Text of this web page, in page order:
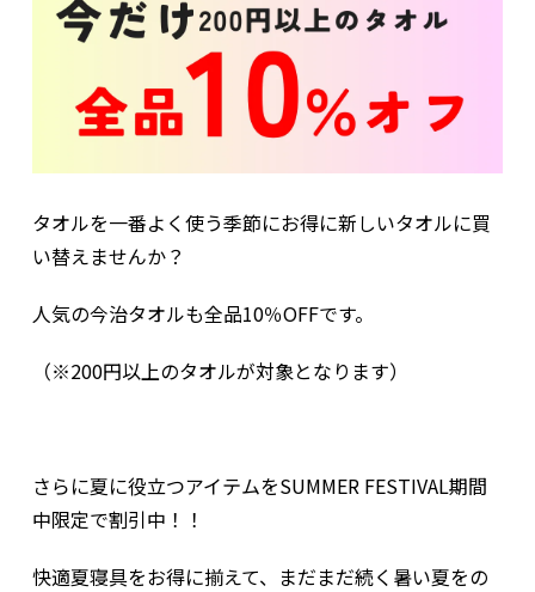
タオルを一番よく使う季節にお得に新しいタオルに買
い替えませんか？
人気の今治タオルも全品10％OFFです。
（※200円以上のタオルが対象となります）
さらに夏に役立つアイテムをSUMMER FESTIVAL期間
中限定で割引中！！
快適夏寝具をお得に揃えて、まだまだ続く暑い夏をの